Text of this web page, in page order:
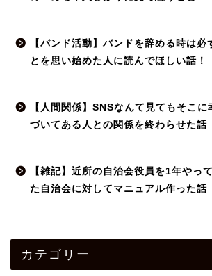
【バンド活動】バンドを辞める時は必
とを思い始めた人に読んでほしい話！
【人間関係】SNSなんて見てもそこ
づいてある人との関係を終わらせた話
【雑記】近所の自治会役員を1年やっ
た自治会に対してマニュアル作った話
カテゴリー